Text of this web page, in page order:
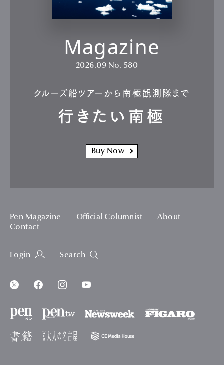
Magazine
2026.09 No. 580
クルーズ船ツアーから南極観測隊まで
行きたい南極
Buy Now
Pen Magazine Official Columnist
About
Contact
Login Search